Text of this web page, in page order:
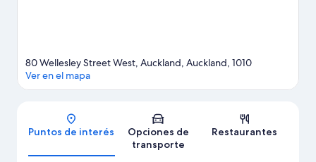
Mapa
80 Wellesley Street West, Auckland, Auckland, 1010
Ver en el mapa
Puntos de interés
Opciones de
transporte
Restaurantes